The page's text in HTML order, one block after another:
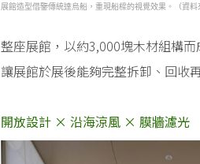
展館造型借鑒傳統達烏船，重現船樑的視覺效果。（資料
整座展館，以約3,000塊木材組構
讓展館於展後能夠完整拆卸、回收
開放設計 × 沿海涼風 × 膜牆濾光